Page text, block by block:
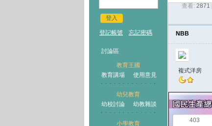
登入
登記帳號 忘記密碼
討論區
教育王國
教育講場
使用意見
幼兒教育
幼校討論
幼教雜談
小學教育
王國
› ›
查看: 2871
NBB
複式洋房
403